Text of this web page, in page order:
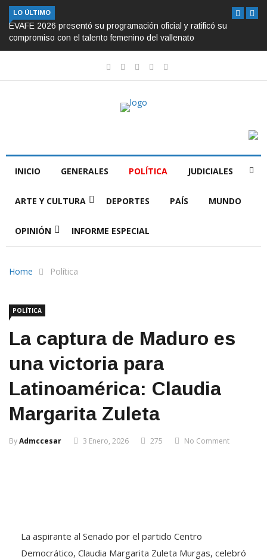
LO ÚLTIMO
EVAFE 2026 presentó su programación oficial y ratificó su
compromiso con el talento femenino del vallenato
INICIO GENERALES POLÍTICA JUDICIALES
ARTE Y CULTURA DEPORTES PAÍS MUNDO
OPINIÓN INFORME ESPECIAL
Home Política
POLÍTICA
La captura de Maduro es
una victoria para
Latinoamérica: Claudia
Margarita Zuleta
ByAdmccesar 3 Enero, 2026 275 No Comment
La aspirante al Senado por el partido Centro
Democrático, Claudia Margarita Zuleta Murgas, celebró